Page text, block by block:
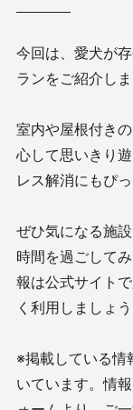
今回は、愛犬が
ランをご紹介しま
室内や屋根付き
心して思いきり
レス解消にもぴっ
ぜひ気になる施
時間を過ごして
報は公式サイト
く利用しましょう
※掲載している情
いています。情